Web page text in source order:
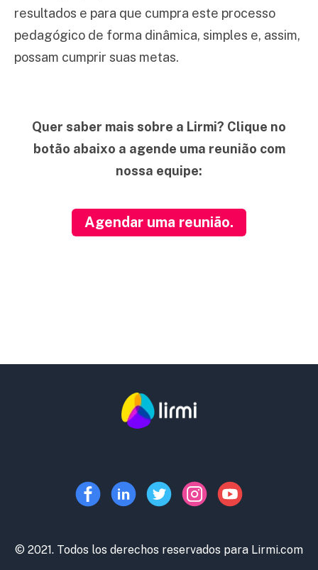
resultados e para que cumpra este processo
pedagógico de forma dinâmica, simples e, assim,
possam cumprir suas metas.
Quer saber mais sobre a Lirmi? Clique no
botão abaixo a agende uma reunião com
nossa equipe:
Agendar uma reunião.
© 2021. Todos los derechos reservados para Lirmi.com